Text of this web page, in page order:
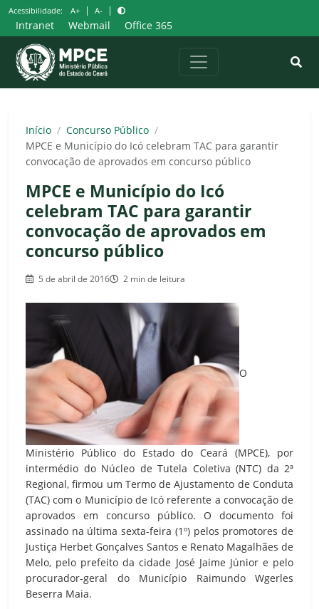
Pular
para
o
conteúdo
Acessibilidade: A+ | A- |
Intranet Webmail Office 365
Início / Concurso Público /
MPCE e Município do Icó celebram TAC para garantir
convocação de aprovados em concurso público
MPCE e Município do Icó
celebram TAC para garantir
convocação de aprovados em
concurso público
5 de abril de 2016 2 min de leitura
O
Ministério Público do Estado do Ceará (MPCE), por
intermédio do Núcleo de Tutela Coletiva (NTC) da 2ª
Regional, firmou um Termo de Ajustamento de Conduta
(TAC) com o Município de Icó referente a convocação de
aprovados em concurso público. O documento foi
assinado na última sexta-feira (1º) pelos promotores de
Justiça Herbet Gonçalves Santos e Renato Magalhães de
Melo, pelo prefeito da cidade José Jaime Júnior e pelo
procurador-geral do Município Raimundo Wgerles
Beserra Maia.